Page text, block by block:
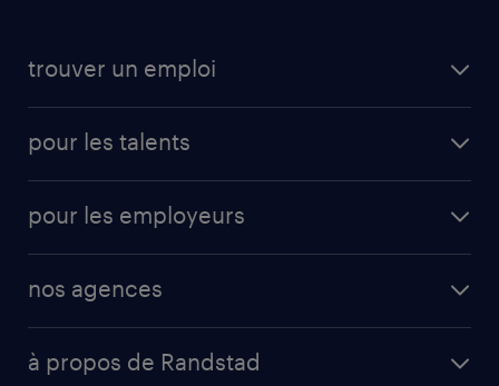
trouver un emploi
pour les talents
pour les employeurs
nos agences
à propos de Randstad